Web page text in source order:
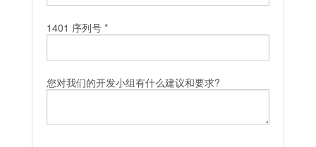
1401 序列号 *
您对我们的开发小组有什么建议和要求?